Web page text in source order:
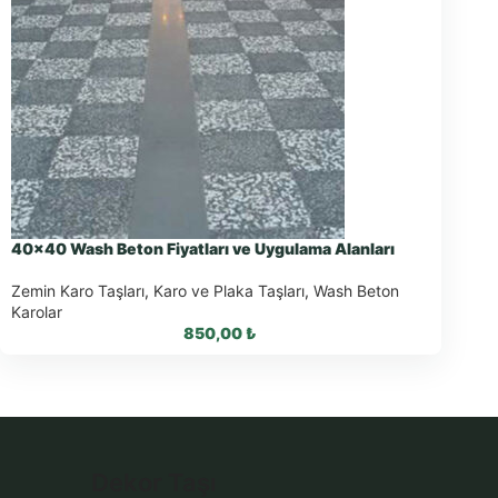
40×40 Wash Beton Fiyatları ve Uygulama Alanları
Zemin Karo Taşları, Karo ve Plaka Taşları, Wash Beton
Karolar
850,00₺